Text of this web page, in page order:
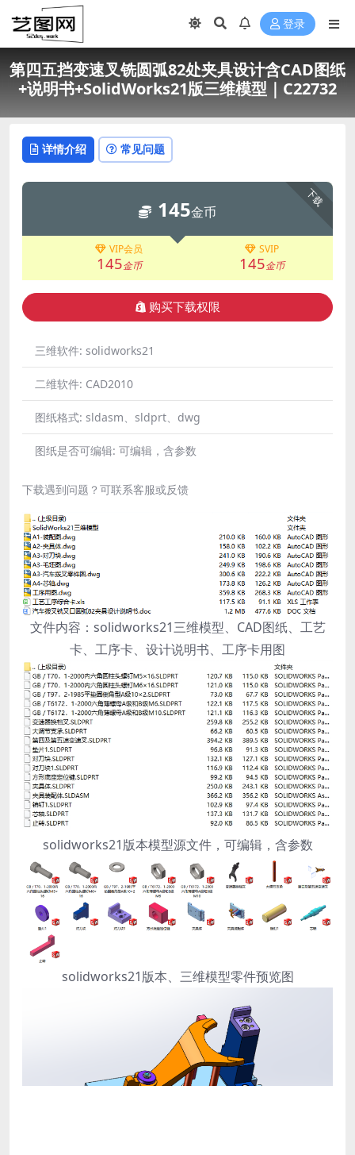
登录
第四五挡变速叉铣圆弧82处夹具设计含CAD图纸
+说明书+SolidWorks21版三维模型｜C22732
详情介绍 常见问题
下载
145金币
VIP会员
145金币
SVIP
145金币
购买下载权限
三维软件: solidworks21
二维软件: CAD2010
图纸格式: sldasm、sldprt、dwg
图纸是否可编辑: 可编辑，含参数
下载遇到问题？可联系客服或反馈
文件内容：solidworks21三维模型、CAD图纸、工艺
卡、工序卡、设计说明书、工序卡用图
solidworks21版本模型源文件，可编辑，含参数
solidworks21版本、三维模型零件预览图